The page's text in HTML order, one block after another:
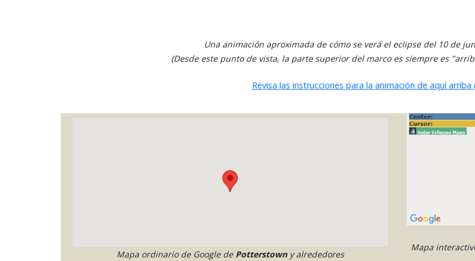
Una animación aproximada de cómo se verá el eclipse del 10 de
(Desde este punto de vista, la parte superior del marco es siempre es
Revisa las instrucciones para la animación de aquí arriba
Mapa ordinario de Google de Potterstowny alrededores
Mapa